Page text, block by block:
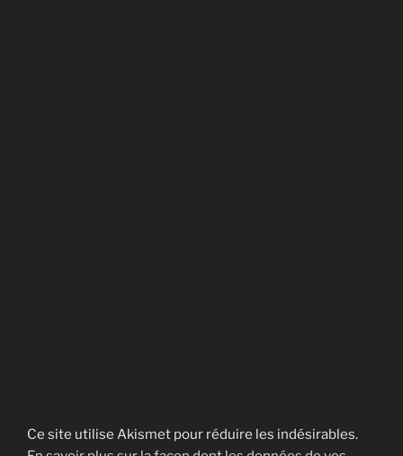
Ce site utilise Akismet pour réduire les indésirables.